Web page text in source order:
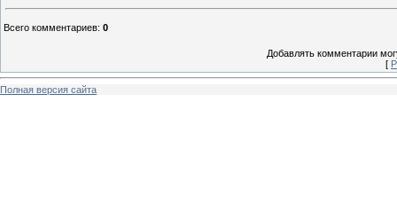
Всего комментариев: 0
Добавлять комментарии
[
Полная версия сайта